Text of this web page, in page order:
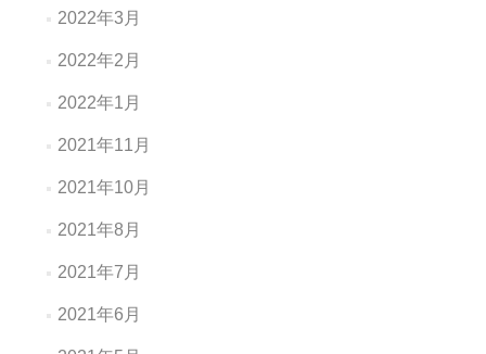
2022年3月
2022年2月
2022年1月
2021年11月
2021年10月
2021年8月
2021年7月
2021年6月